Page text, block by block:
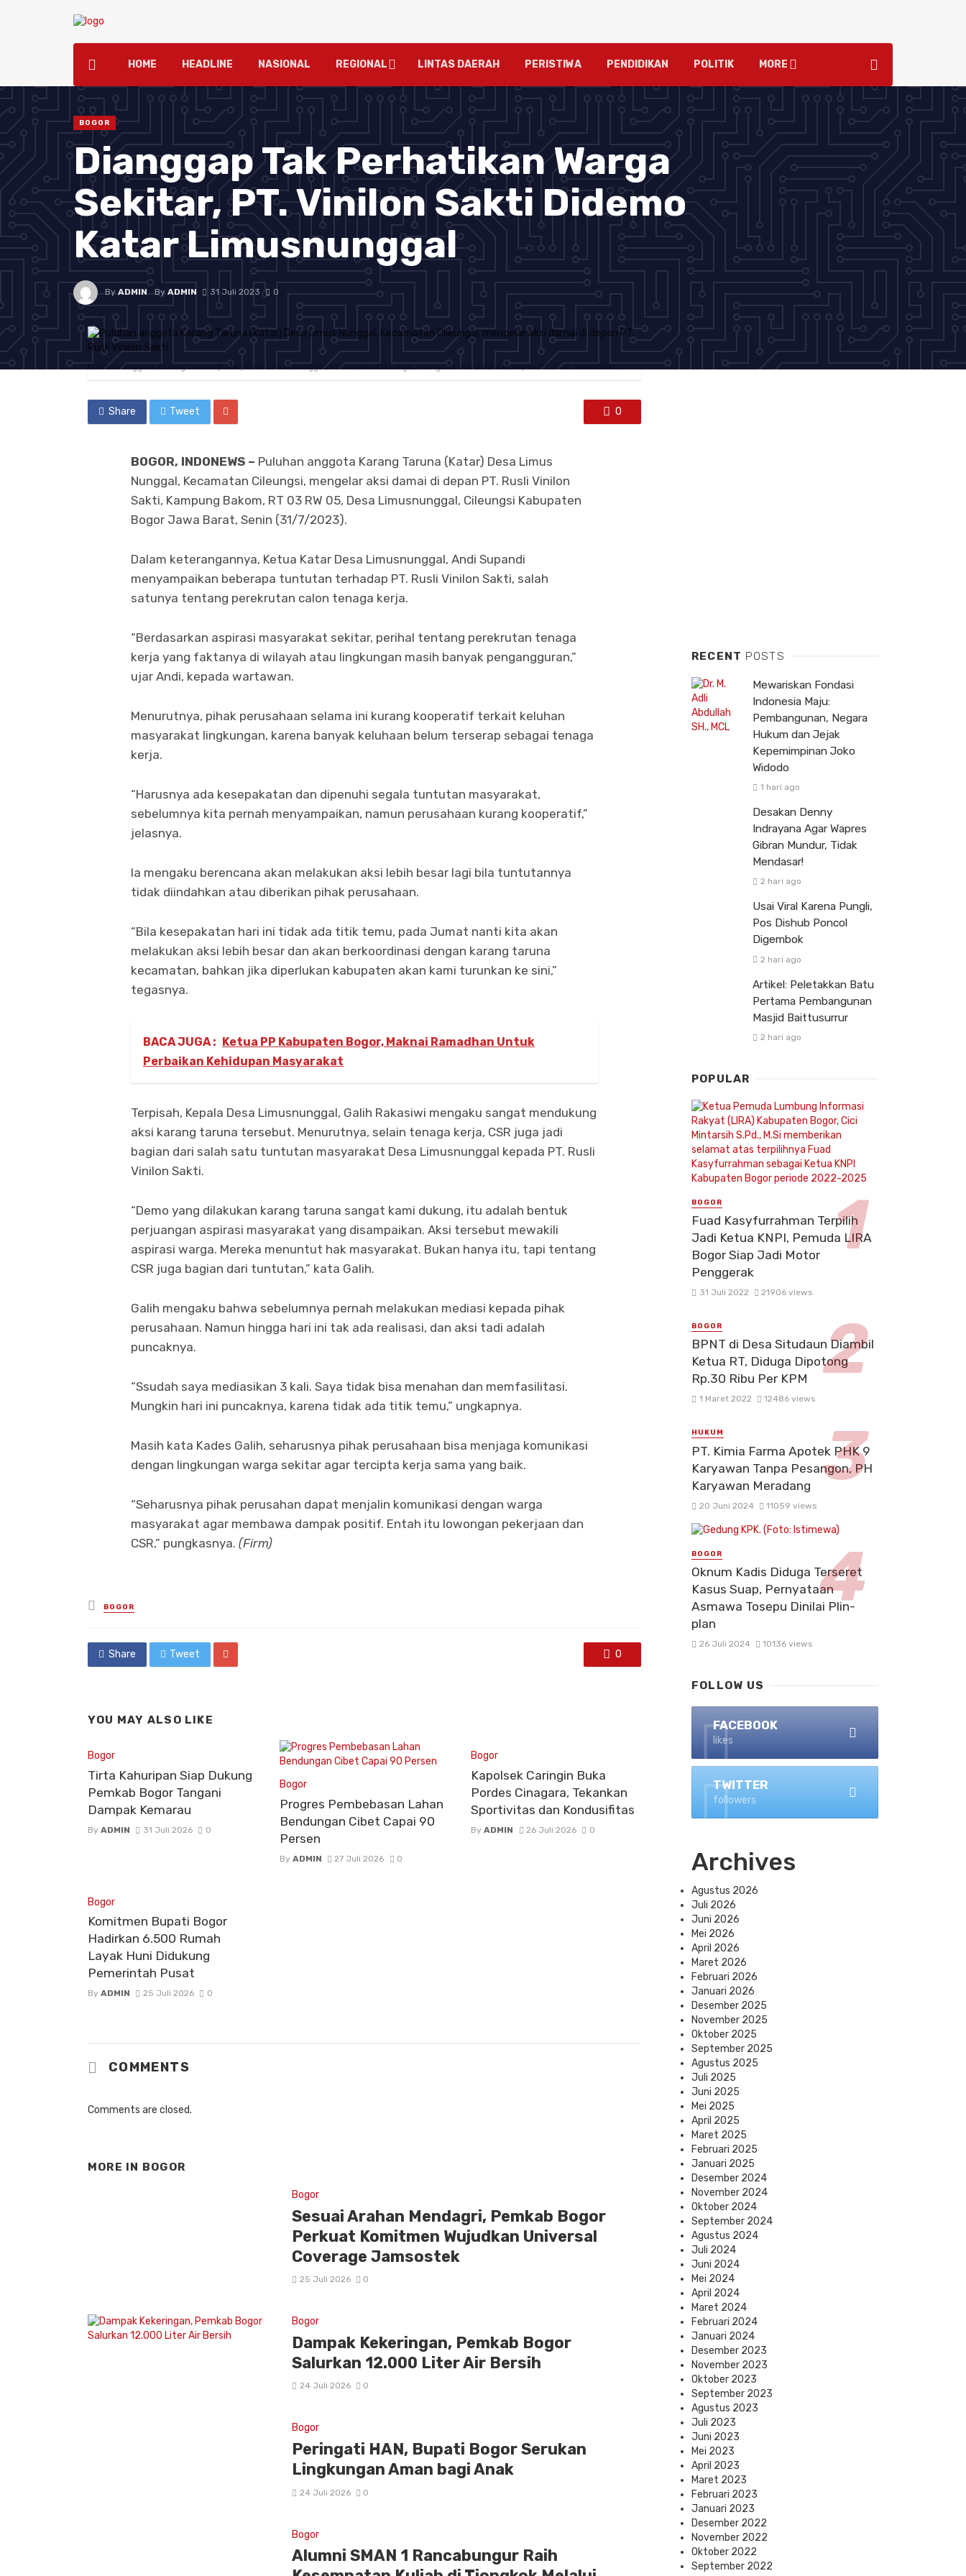
HOME HEADLINE NASIONAL REGIONAL LINTAS DAERAH PERISTIWA PENDIDIKAN POLITIK MORE
BOGOR
Dianggap Tak Perhatikan Warga
Sekitar, PT. Vinilon Sakti Didemo
Katar Limusnunggal
ByADMIN ByADMIN 31 Juli 2023 0
Puluhan anggota Karang Taruna (Katar) Desa Limus Nunggal, Kecamatan Cileungsi, mengelar aksi damai di depan PT. Rusli Vinilon Sakti
Share Tweet 0
BOGOR, INDONEWS – Puluhan anggota Karang Taruna (Katar) Desa Limus
Nunggal, Kecamatan Cileungsi, mengelar aksi damai di depan PT. Rusli Vinilon
Sakti, Kampung Bakom, RT 03 RW 05, Desa Limusnunggal, Cileungsi Kabupaten
Bogor Jawa Barat, Senin (31/7/2023).
Dalam keterangannya, Ketua Katar Desa Limusnunggal, Andi Supandi
menyampaikan beberapa tuntutan terhadap PT. Rusli Vinilon Sakti, salah
satunya tentang perekrutan calon tenaga kerja.
“Berdasarkan aspirasi masyarakat sekitar, perihal tentang perekrutan tenaga
kerja yang faktanya di wilayah atau lingkungan masih banyak pengangguran,”
ujar Andi, kepada wartawan.
Menurutnya, pihak perusahaan selama ini kurang kooperatif terkait keluhan
masyarakat lingkungan, karena banyak keluhaan belum terserap sebagai tenaga
kerja.
“Harusnya ada kesepakatan dan dipenuhi segala tuntutan masyarakat,
sebelumnya kita pernah menyampaikan, namun perusahaan kurang kooperatif,”
jelasnya.
Ia mengaku berencana akan melakukan aksi lebih besar lagi bila tuntutannya
tidak diindahkan atau diberikan pihak perusahaan.
“Bila kesepakatan hari ini tidak ada titik temu, pada Jumat nanti kita akan
melakukan aksi lebih besar dan akan berkoordinasi dengan karang taruna
kecamatan, bahkan jika diperlukan kabupaten akan kami turunkan ke sini,”
tegasnya.
BACA JUGA :
Ketua PP Kabupaten Bogor, Maknai Ramadhan Untuk
Perbaikan Kehidupan Masyarakat
Terpisah, Kepala Desa Limusnunggal, Galih Rakasiwi mengaku sangat mendukung
aksi karang taruna tersebut. Menurutnya, selain tenaga kerja, CSR juga jadi
bagian dari salah satu tuntutan masyarakat Desa Limusnunggal kepada PT. Rusli
Vinilon Sakti.
“Demo yang dilakukan karang taruna sangat kami dukung, itu adalah bentuk
perjuangan aspirasi masyarakat yang disampaikan. Aksi tersebut mewakili
aspirasi warga. Mereka menuntut hak masyarakat. Bukan hanya itu, tapi tentang
CSR juga bagian dari tuntutan,” kata Galih.
Galih mengaku bahwa sebelumnya pernah melakukan mediasi kepada pihak
perusahaan. Namun hingga hari ini tak ada realisasi, dan aksi tadi adalah
puncaknya.
“Ssudah saya mediasikan 3 kali. Saya tidak bisa menahan dan memfasilitasi.
Mungkin hari ini puncaknya, karena tidak ada titik temu,” ungkapnya.
Masih kata Kades Galih, seharusnya pihak perusahaan bisa menjaga komunikasi
dengan lingkungan warga sekitar agar tercipta kerja sama yang baik.
“Seharusnya pihak perusahan dapat menjalin komunikasi dengan warga
masyarakat agar membawa dampak positif. Entah itu lowongan pekerjaan dan
CSR,” pungkasnya. (Firm)
Posted
in
BOGOR
Share Tweet 0
YOU MAY ALSO LIKE
Bogor
Tirta Kahuripan Siap Dukung
Pemkab Bogor Tangani
Dampak Kemarau
By ADMIN 31 Juli 2026 0
Bogor
Progres Pembebasan Lahan
Bendungan Cibet Capai 90
Persen
By ADMIN 27 Juli 2026 0
Bogor
Kapolsek Caringin Buka
Pordes Cinagara, Tekankan
Sportivitas dan Kondusifitas
ByADMIN 26 Juli 2026 0
Bogor
Komitmen Bupati Bogor
Hadirkan 6.500 Rumah
Layak Huni Didukung
Pemerintah Pusat
By ADMIN 25 Juli 2026 0
COMMENTS
Comments are closed.
MORE IN BOGOR
Bogor
Sesuai Arahan Mendagri, Pemkab Bogor
Perkuat Komitmen Wujudkan Universal
Coverage Jamsostek
25 Juli 2026 0
Bogor
Dampak Kekeringan, Pemkab Bogor
Salurkan 12.000 Liter Air Bersih
24 Juli 2026 0
Bogor
Peringati HAN, Bupati Bogor Serukan
Lingkungan Aman bagi Anak
24 Juli 2026 0
Bogor
Alumni SMAN 1 Rancabungur Raih
RECENT POSTS
Mewariskan Fondasi
Indonesia Maju:
Pembangunan, Negara
Hukum dan Jejak
Kepemimpinan Joko
Widodo
1 hari ago
Desakan Denny
Indrayana Agar Wapres
Gibran Mundur, Tidak
Mendasar!
2 hari ago
Usai Viral Karena Pungli,
Pos Dishub Poncol
Digembok
2 hari ago
Artikel: Peletakkan Batu
Pertama Pembangunan
Masjid Baittusurrur
2 hari ago
POPULAR
BOGOR
Fuad Kasyfurrahman Terpilih
Jadi Ketua KNPI, Pemuda LIRA
Bogor Siap Jadi Motor
Penggerak
31 Juli 2022 21906 views
BOGOR
BPNT di Desa Situdaun Diambil
Ketua RT, Diduga Dipotong
Rp.30 Ribu Per KPM
1 Maret 2022 12486 views
HUKUM
PT. Kimia Farma Apotek PHK 9
Karyawan Tanpa Pesangon, PH
Karyawan Meradang
20 Juni 2024 11059 views
BOGOR
Oknum Kadis Diduga Terseret
Kasus Suap, Pernyataan
Asmawa Tosepu Dinilai Plin-
plan
26 Juli 2024 10136 views
FOLLOW US
FACEBOOK
likes
TWITTER
followers
Archives
Agustus 2026
Juli 2026
Juni 2026
Mei 2026
April 2026
Maret 2026
Februari 2026
Januari 2026
Desember 2025
November 2025
Oktober 2025
September 2025
Agustus 2025
Juli 2025
Juni 2025
Mei 2025
April 2025
Maret 2025
Februari 2025
Januari 2025
Desember 2024
November 2024
Oktober 2024
September 2024
Agustus 2024
Juli 2024
Juni 2024
Mei 2024
April 2024
Maret 2024
Februari 2024
Januari 2024
Desember 2023
November 2023
Oktober 2023
September 2023
Agustus 2023
Juli 2023
Juni 2023
Mei 2023
April 2023
Maret 2023
Februari 2023
Januari 2023
Desember 2022
November 2022
Oktober 2022
September 2022